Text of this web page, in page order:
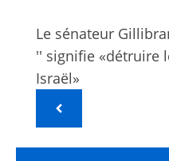
Le sénateur
'' signifie «détruire
Israël»